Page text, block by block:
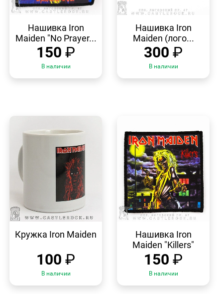
ПРОСМОТР
Нашивка Iron
Maiden "No Prayer...
150 ₽
В наличии
ПРОСМОТР
Нашивка Iron
Maiden (лого...
300 ₽
В наличии
ПРОСМОТР
Кружка Iron Maiden
100 ₽
В наличии
ПРОСМОТР
Нашивка Iron
Maiden "Killers"
150 ₽
В наличии